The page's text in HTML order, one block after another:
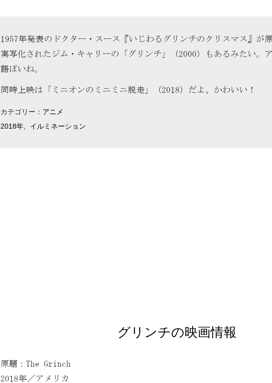
1957年発表のドクター・スース『いじわるグリンチのクリスマス』が原
実写化されたジム・キャリーの「グリンチ」（2000）もあるみたい。
語ぽいね。
同時上映は「ミニオンのミニミニ脱走」（2018）だよ、かわいい！
カテゴリー： アニメ
2018年
イルミネーション
グリンチの映画情報
原題：The Grinch
2018年／アメリカ